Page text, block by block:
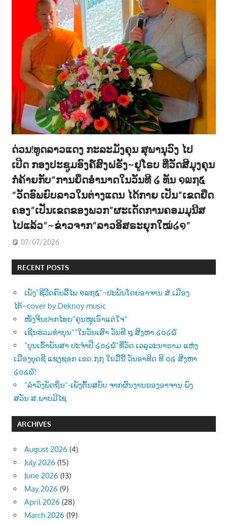
ດ່ວນ!ທູດລາວແດງ ກະລະມັງຄຸນ ສຸພານຸວົງ ໄປ
ເປີດ ກອງປະຊູມອົງຄ໌ສົງຝຣັ່ງ~ຢູໂຣບ ທີ່ວັດສີມຸງຄຸນ
ກໍຄ້າຍກັບ”ການຍຶດອຳນາດໃນວັນທີ ໒ ທັນ ໑໙໗໕
“ວັດອົພຍົບລາວໃນຕ່າງແດນ ໄດ້ກາຍ ເປັນ”ເຂດຍືດ
ຄອງ”ເປັນເຂດຂອງພວກ”ຜະເດັດການຄອມມຸນີສ
ໄປແລ້ວ”~ຂ່າວຈາກ”ລາວອິສຣະຍຸກໃໝ່໒໑”
07/07/2026
RECENT POSTS
ເພັງ”ຊີວີດຄົນລີ້ໄພ ໑໙໗໕”~ປະພັນໂດຍອາຈານ ສໍ.ເມືອງ
ໄຕ້~cover by Deknoy music
ໜັງຈີນປາກໄທຍ”ຄຸນໜູເອົາແຕ່ໃຈ”
ເຊີນຮ່ວມທຳບຸນ””ໃນວັນເສົາ ວັນທີ ໘ ສີງຫາ ໒໐໒໖
“ບຸນເຂົ້າພັນສາ ປະຈຳປີ ໒໐໒໖”ທີ່ວັດ ເວລຸວະນາຣາມ ແຫ່ງ
ເມືອງບຸດຊີ ແຊງຊອກ ເຂດ ໗໗ ໃນມື້ນີ້ ວັນອາທີດ ທີ ໐໒ ສີງຫາ
໒໐໒໖!
“ລຳວົງພັດຖິ່ນ“-ເພັງຕົ້ນສບັບ ຈາກຜົນງານຂອງອາຈານ ພົງ
ສວັນ ສ.ພາບມີໄຊ
ARCHIVES
August 2026 (4)
July 2026 (15)
June 2026 (13)
May 2026 (9)
April 2026 (28)
March 2026 (19)